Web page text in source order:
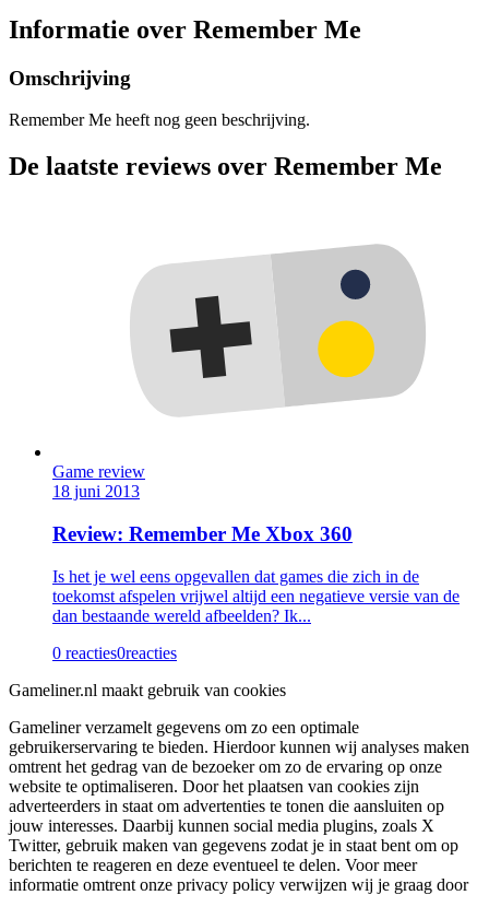
Informatie over Remember Me
Omschrijving
Remember Me heeft nog geen beschrijving.
De laatste reviews over Remember Me
Game review
18 juni 2013
Review: Remember Me Xbox 360
Is het je wel eens opgevallen dat games die zich in de
toekomst afspelen vrijwel altijd een negatieve versie van de
dan bestaande wereld afbeelden? Ik...
0 reacties0reacties
Gameliner.nl maakt gebruik van cookies
Gameliner verzamelt gegevens om zo een optimale
gebruikerservaring te bieden. Hierdoor kunnen wij analyses maken
omtrent het gedrag van de bezoeker om zo de ervaring op onze
website te optimaliseren. Door het plaatsen van cookies zijn
adverteerders in staat om advertenties te tonen die aansluiten op
jouw interesses. Daarbij kunnen social media plugins, zoals X
Twitter, gebruik maken van gegevens zodat je in staat bent om op
berichten te reageren en deze eventueel te delen. Voor meer
informatie omtrent onze privacy policy verwijzen wij je graag door